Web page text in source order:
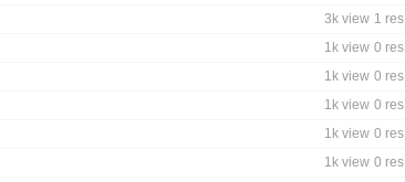
3k view 1 res
1k view 0 res
1k view 0 res
1k view 0 res
1k view 0 res
1k view 0 res